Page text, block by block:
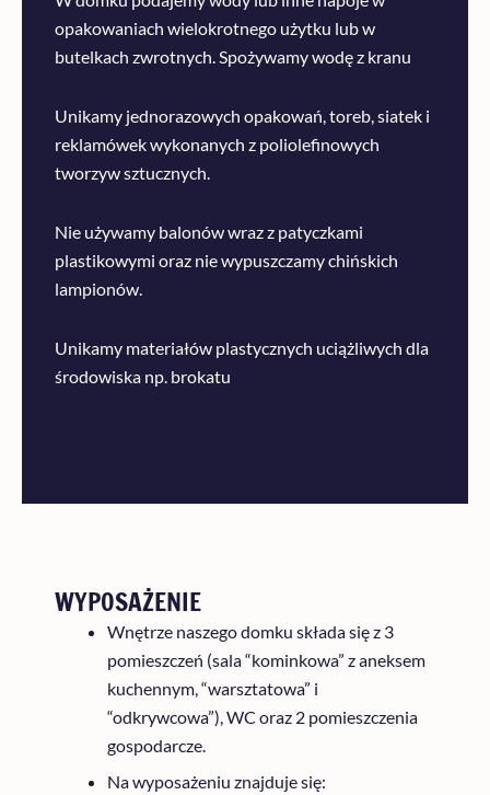
opakowaniach wielokrotnego użytku lub w
butelkach zwrotnych. Spożywamy wodę z kranu
Unikamy jednorazowych opakowań, toreb, siatek i
reklamówek wykonanych z poliolefinowych
tworzyw sztucznych.
Nie używamy balonów wraz z patyczkami
plastikowymi oraz nie wypuszczamy chińskich
lampionów.
Unikamy materiałów plastycznych uciążliwych dla
środowiska np. brokatu
WYPOSAŻENIE
Wnętrze naszego domku składa się z 3
pomieszczeń (sala “kominkowa” z aneksem
kuchennym, “warsztatowa” i
“odkrywcowa”), WC oraz 2 pomieszczenia
gospodarcze.
Na wyposażeniu znajduje się: